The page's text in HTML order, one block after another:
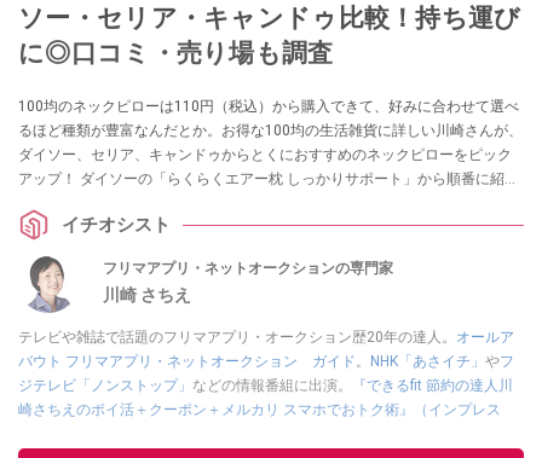
ソー・セリア・キャンドゥ比較！持ち運び
に◎口コミ・売り場も調査
100均のネックピローは110円（税込）から購入できて、好みに合わせて選べ
るほど種類が豊富なんだとか。お得な100均の生活雑貨に詳しい川崎さんが、
ダイソー、セリア、キャンドゥからとくにおすすめのネックピローをピック
アップ！ ダイソーの「らくらくエアー枕 しっかりサポート」から順番に紹介
もまとめました。
イチオシスト
フリマアプリ・ネットオークションの専門家
川崎 さちえ
テレビや雑誌で話題のフリマアプリ・オークション歴20年の達人。 オールア
バウト フリマアプリ・ネットオークション ガイド。 NHK「あさイチ」 やフ
ジテレビ「ノンストップ」 などの情報番組に出演。
『できるfit 節約の達人川
崎さちえのポイ活＋クーポン＋メルカリ スマホでおトク術』（インプレス